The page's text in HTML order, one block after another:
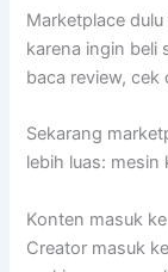
Marketplace
karena ingin beli
baca review, cek
Sekarang
lebih luas: mesin
Konten masuk
Creator masuk